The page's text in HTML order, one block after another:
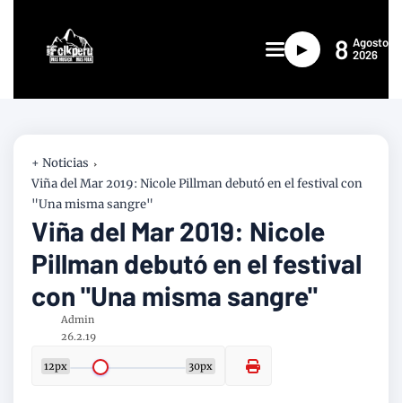
► 8 Agosto
2026
+ Noticias
Viña del Mar 2019: Nicole Pillman debutó en el festival con
"Una misma sangre"
Viña del Mar 2019: Nicole
Pillman debutó en el festival
con "Una misma sangre"
Admin
26.2.19
12px 30px